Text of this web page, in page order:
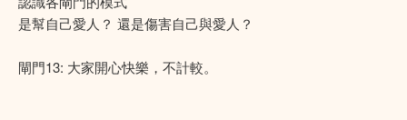
是幫自己愛人？ 還是傷害自己與愛人？
閘門13: 大家開心快樂，不計較。